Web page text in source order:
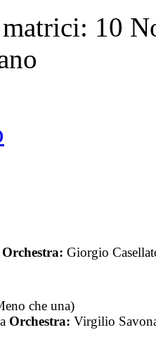
matrici: 10
Orchestra: Giorgio
che una)
Orchestra: Virgilio